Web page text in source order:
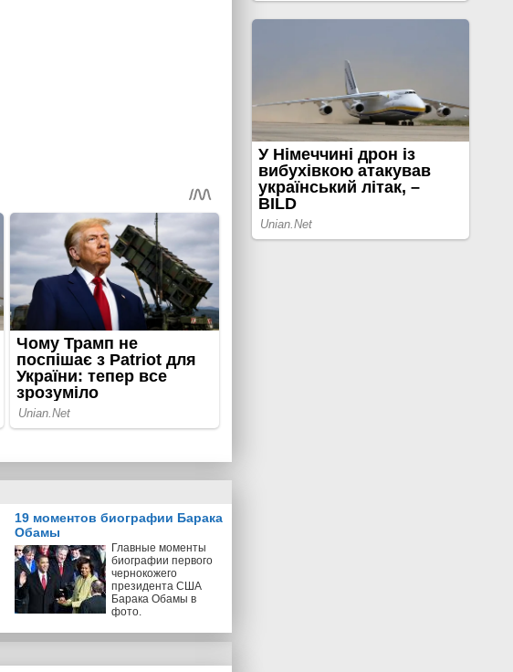
19 моментов биографии Барака
Обамы
Главные моменты
биографии первого
чернокожего
президента США
Барака Обамы в
фото.